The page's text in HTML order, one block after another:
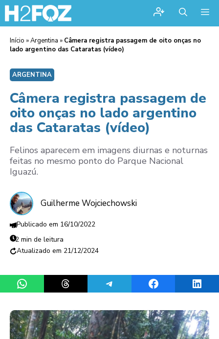
Início »Argentina » Câmera registra passagem de oito onças no
lado argentino das Cataratas (vídeo)
ARGENTINA
Câmera registra passagem de
oito onças no lado argentino
das Cataratas (vídeo)
Felinos aparecem em imagens diurnas e noturnas
feitas no mesmo ponto do Parque Nacional
Iguazú.
Guilherme Wojciechowski
16/10/2022
2 min de leitura
21/12/2024
Share on WhatsAppShare on ThreadsShare on TelegramShare on Facebook